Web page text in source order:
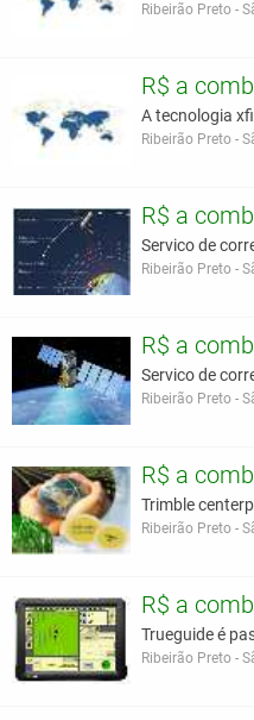
Ribeirão Preto -
R$ a
A tecnologia
Ribeirão Preto -
R$ a
Servico de
Ribeirão Preto -
R$ a
Servico de
Ribeirão Preto -
R$ a
Trimble
Ribeirão Preto -
R$ a
Trueguide é
Ribeirão Preto -